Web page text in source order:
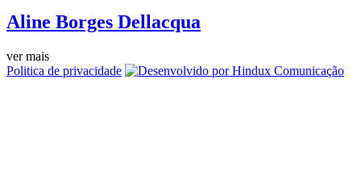
Aline Borges Dellacqua
ver mais
Politica de privacidade